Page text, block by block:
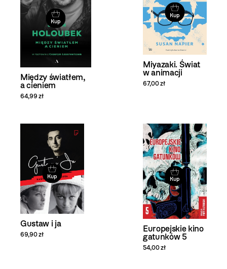
Kup
Między światłem,
a cieniem
64,99 zł
Kup
Miyazaki. Świat
w animacji
67,00 zł
Kup
Gustaw i ja
69,90 zł
Kup
Europejskie kino
gatunków 5
54,00 zł